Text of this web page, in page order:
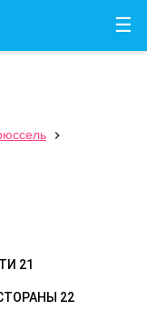
☰

21
22